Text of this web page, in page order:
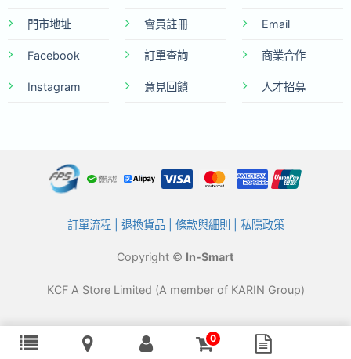
門市地址
Facebook
Instagram
會員註冊
訂單查詢
意見回饋
Email
商業合作
人才招募
訂單流程| 退換貨品| 條款與細則 私隱政策
Copyright © In-Smart
KCF A Store Limited (A member of KARIN Group)
0